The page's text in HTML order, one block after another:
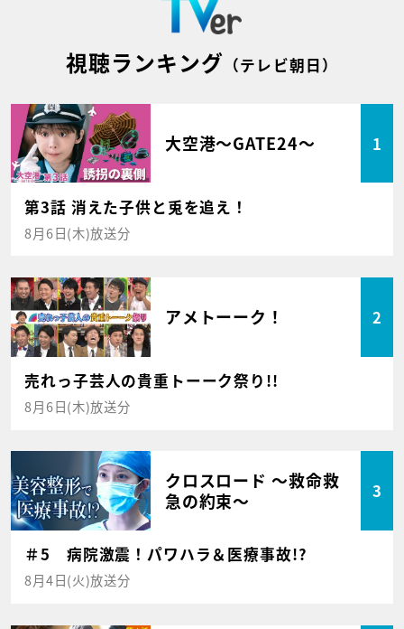
視聴ランキング （テレビ朝日）
大空港～GATE24～ 1
第3話 消えた子供と兎を追え！
8月6日(木)放送分
アメトーーク！ 2
売れっ子芸人の貴重トーーク祭り!!
8月6日(木)放送分
クロスロード ～救命救
急の約束～
3
＃5 病院激震！パワハラ＆医療事故!?
8月4日(火)放送分